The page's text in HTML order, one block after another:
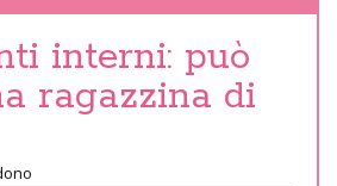
interni: può
ragazzina di